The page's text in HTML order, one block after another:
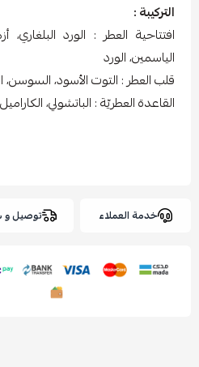
التركيبة :
افتتاحية العطر : الورد البلغاري،
الياسمين، الورد
قلب العطر : التوت الأسود، السوسن،
القاعدة العطريّة : الباتشولي،
خدمة العملاء توصيل